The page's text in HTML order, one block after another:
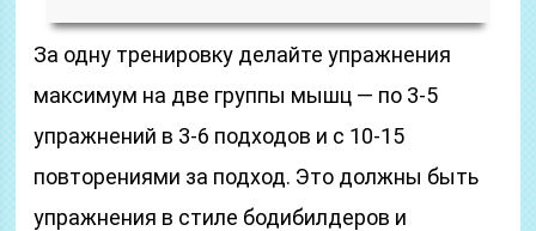
За одну тренировку делайте упражнения
максимум на две группы мышц — по 3-5
упражнений в 3-6 подходов и с 10-15
повторениями за подход. Это должны быть
упражнения в стиле бодибилдеров и